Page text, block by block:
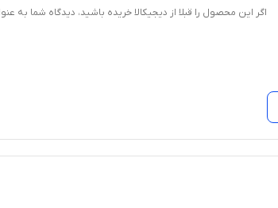
اگر این محصول را قبلا از دیجیکالا خریده باشید، دیدگاه شما